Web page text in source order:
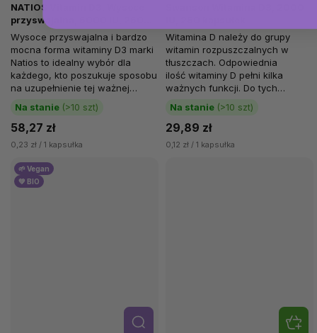
NATIOS Vitamin D3, Wysoce
przyswajalna, 5000 IU, 250
kapsułek softgel (z oliwą z
oliwek)
Na stanie (>10 szt)
58,27 zł
0,23 zł / 1 kapsułka
Wysoce przyswajalna i bardzo
mocna forma witaminy D3 marki
Natios to idealny wybór dla
każdego, kto poszukuje sposobu
na uzupełnienie tej ważnej
witaminy. Witamina D3 znajduje...
Na stanie (>10 szt)
29,89 zł
0,12 zł / 1 kapsułka
Witamina D należy do grupy
witamin rozpuszczalnych w
tłuszczach. Odpowiednia
ilość witaminy D pełni kilka
ważnych funkcji. Do tych
najważniejszych należy...
🌱 Vegan
💚 BIO
Szcze
góły